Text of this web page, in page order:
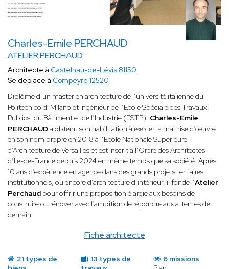
Charles-Emile PERCHAUD
ATELIER PERCHAUD
Fiche architecte
Architecte à Castelnau-de-Lévis 81150
Se déplace à Compeyre 12520
Diplômé d’un master en architecture de l’université italienne du
Politecnico di Milano et ingénieur de l’Ecole Spéciale des Travaux
Publics, du Bâtiment et de l’Industrie (ESTP), Charles-Emile
PERCHAUDa obtenu son habilitation à exercer la maitrise d’œuvre
en son nom propre en 2018 à l’Ecole Nationale Supérieure
d’Architecture de Versailles et est inscrit à l’Ordre des Architectes
d’Île-de-France depuis 2024 en même temps que sa société. Après
10 ans d’expérience en agence dans des grands projets tertiaires,
institutionnels, ou encore d’architecture d’intérieur, il fonde l’Atelier
Perchaud pour offrir une proposition élargie aux besoins de
construire ou rénover avec l’ambition de répondre aux attentes de
demain.
21 types de
13 types de
6 missions